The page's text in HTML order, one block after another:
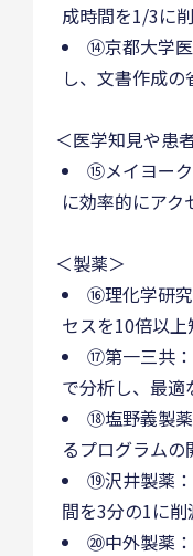
成時間を1/3に
⑭京都大学
し、文書作成
＜医学知見や患
⑮メイヨー
に効率的にアク
＜製薬＞
⑯理化学研
セスを10倍以
⑰第一三共
で分析し、最
⑱塩野義製
るプログラムの
⑲沢井製薬
間を3分の1に
⑳中外製薬